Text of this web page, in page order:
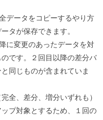
データをコピーするやり方
タが保存できます。
に変更のあったデータを対
です。２回目以降の差分バ
同じものが含まれていま
全、差分、増分いずれも）
プ対象とするため、１回の